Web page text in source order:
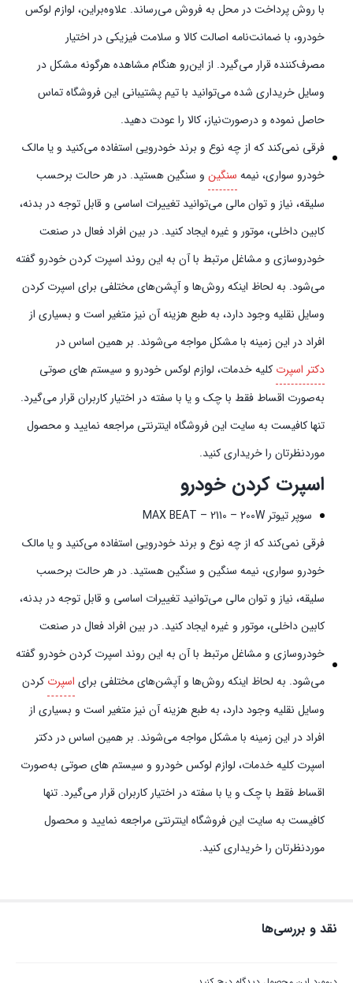
با روش پرداخت در محل به فروش می‌رساند. علاوه‌بر‌این، لوازم لوکس
خودرو، با ضمانت‌نامه اصالت کالا و سلامت فیزیکی در اختیار
مصرف‌کننده قرار می‌گیرد. از این‌رو هنگام مشاهده هرگونه مشکل در
وسایل خریداری شده می‌توانید با تیم پشتیبانی این فروشگاه تماس
حاصل نموده و در‌صورت‌نیاز، کالا را عودت دهید.
فرقی نمی‌کند که از چه نوع و برند خودرویی استفاده می‌کنید و یا مالک
خودرو سواری، نیمه سنگین و سنگین هستید. در هر حالت برحسب
سلیقه، نیاز و توان مالی می‌توانید تغییرات اساسی و قابل توجه در بدنه،
کابین داخلی، موتور و غیره ایجاد کنید. در بین افراد فعال در صنعت
خودروسازی و مشاغل مرتبط با آن به این روند اسپرت کردن خودرو گفته
می‌شود. به لحاظ اینکه روش‌ها و آپشن‌های مختلفی برای اسپرت کردن
وسایل نقلیه وجود دارد، به طبع هزینه آن نیز متغیر است و بسیاری از
افراد در این زمینه با مشکل مواجه می‌شوند. بر همین اساس در
دکتر اسپرت کلیه خدمات، لوازم لوکس خودرو و سیستم‌ های صوتی
به‌صورت اقساط فقط با چک و یا با سفته در اختیار کاربران قرار می‌گیرد.
تنها کافیست به سایت این فروشگاه اینترنتی مراجعه نمایید و محصول
موردنظرتان را خریداری کنید.
اسپرت کردن خودرو
سوپر تیوتر MAX BEAT – 2110 – 200W
فرقی نمی‌کند که از چه نوع و برند خودرویی استفاده می‌کنید و یا مالک
خودرو سواری، نیمه سنگین و سنگین هستید. در هر حالت برحسب
سلیقه، نیاز و توان مالی می‌توانید تغییرات اساسی و قابل توجه در بدنه،
کابین داخلی، موتور و غیره ایجاد کنید. در بین افراد فعال در صنعت
خودروسازی و مشاغل مرتبط با آن به این روند اسپرت کردن خودرو گفته
می‌شود. به لحاظ اینکه روش‌ها و آپشن‌های مختلفی برای اسپرت کردن
وسایل نقلیه وجود دارد، به طبع هزینه آن نیز متغیر است و بسیاری از
افراد در این زمینه با مشکل مواجه می‌شوند. بر همین اساس در دکتر
اسپرت کلیه خدمات، لوازم لوکس خودرو و سیستم‌ های صوتی به‌صورت
اقساط فقط با چک و یا با سفته در اختیار کاربران قرار می‌گیرد. تنها
کافیست به سایت این فروشگاه اینترنتی مراجعه نمایید و محصول
موردنظرتان را خریداری کنید.
نقد و بررسی‌ها